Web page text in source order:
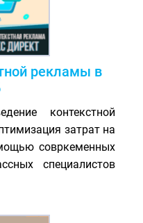
рекламы в
контекстной
затрат на
совркеменных
специалистов